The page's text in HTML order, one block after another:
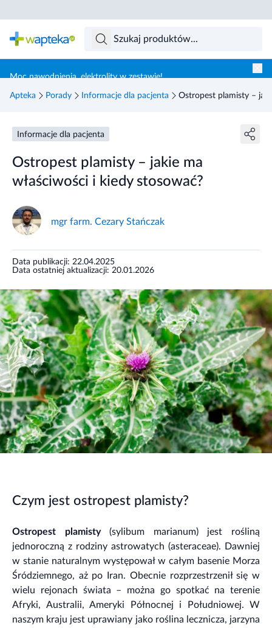
Moc nawodnienia, elektrolity w zestawie!
Apteka Porady Informacje dla pacjenta Ostropest plamisty –
Informacje dla pacjenta
Ostropest plamisty – jakie ma
właściwości i kiedy stosować?
mgr farm. Cezary Stańczak
Data publikacji: 22.04.2025
Data ostatniej aktualizacji: 20.01.2026
Czym jest ostropest plamisty?
Ostropest plamisty(sylibum marianum) jest rośliną
jednoroczną z rodziny astrowatych (asteraceae). Dawniej
w stanie naturalnym występował w całym basenie Morza
Śródziemnego, aż po Iran. Obecnie rozprzestrzenił się w
wielu rejonach świata – można go spotkać na terenie
Afryki, Australii, Ameryki Północnej i Południowej. W
naszym kraju jest uprawiany jako roślina lecznicza, jarzyna